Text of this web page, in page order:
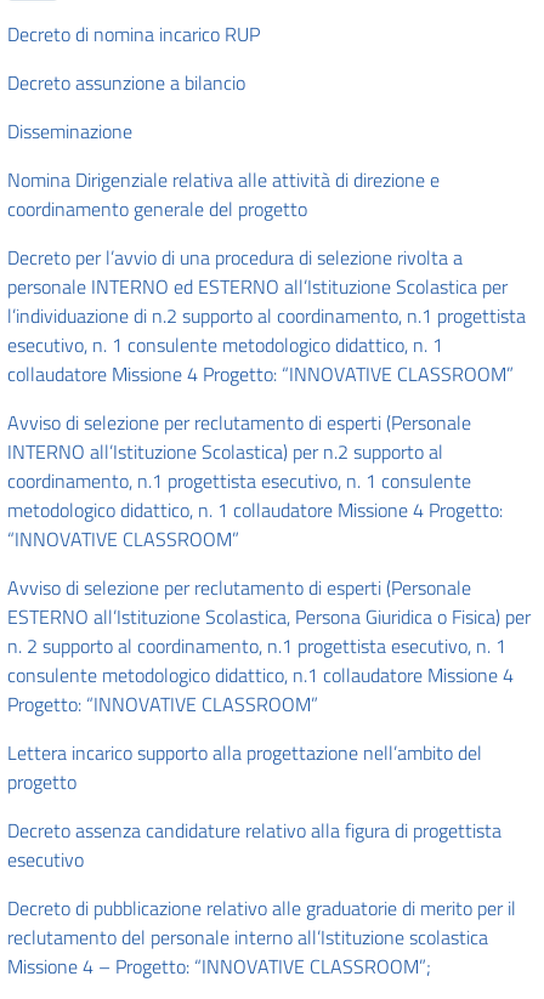
Decreto di nomina incarico RUP
Decreto assunzione a bilancio
Disseminazione
Nomina Dirigenziale relativa alle attività di direzione e
coordinamento generale del progetto
Decreto per l’avvio di una procedura di selezione rivolta a
personale INTERNO ed ESTERNO all’Istituzione Scolastica per
l’individuazione di n.2 supporto al coordinamento, n.1 progettista
esecutivo, n. 1 consulente metodologico didattico, n. 1
collaudatore Missione 4 Progetto: “INNOVATIVE CLASSROOM”
Avviso di selezione per reclutamento di esperti (Personale
INTERNO all’Istituzione Scolastica) per n.2 supporto al
coordinamento, n.1 progettista esecutivo, n. 1 consulente
metodologico didattico, n. 1 collaudatore Missione 4 Progetto:
“INNOVATIVE CLASSROOM”
Avviso di selezione per reclutamento di esperti (Personale
ESTERNO all’Istituzione Scolastica, Persona Giuridica o Fisica) per
n. 2 supporto al coordinamento, n.1 progettista esecutivo, n. 1
consulente metodologico didattico, n.1 collaudatore Missione 4
Progetto: “INNOVATIVE CLASSROOM”
Lettera incarico supporto alla progettazione nell’ambito del
progetto
Decreto assenza candidature relativo alla figura di progettista
esecutivo
Decreto di pubblicazione relativo alle graduatorie di merito per il
reclutamento del personale interno all’Istituzione scolastica
Missione 4 – Progetto: “INNOVATIVE CLASSROOM”;